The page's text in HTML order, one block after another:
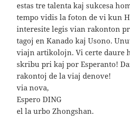
estas tre talenta kaj sukcesa
tempo vidis la foton de vi kun
interesite legis vian rakonton
tagoj en Kanado kaj Usono.
viajn artikolojn. Vi certe daure
skribu pri kaj por Esperanto!
rakontoj de la viaj denove!
via nova,
Espero DING
el la urbo Zhongshan.